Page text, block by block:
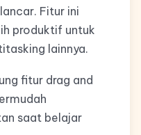
Fitur ini
produktif untuk
lainnya.
fitur drag and
saat belajar